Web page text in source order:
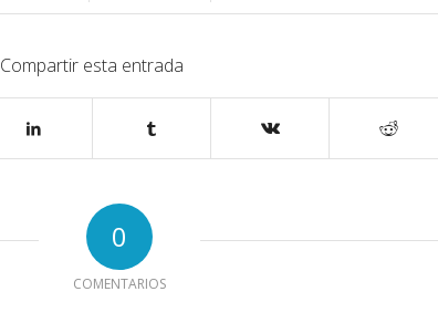
Compartir esta entrada
0
COMENTARIOS